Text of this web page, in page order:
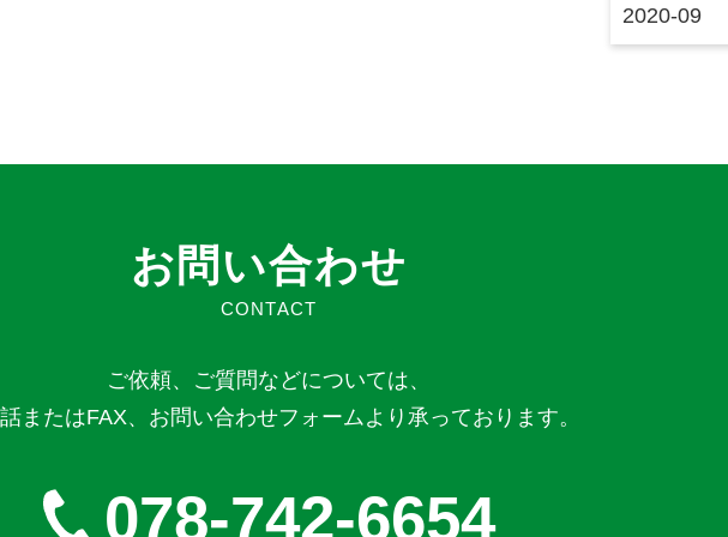
2020-09
お問い合わせ
CONTACT
ご依頼、ご質問などについては、
またはFAX、お問い合わせフォームより承っております。
078-742-6654